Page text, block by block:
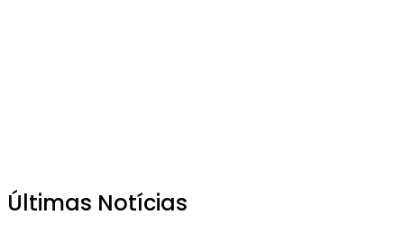
Últimas Notícias